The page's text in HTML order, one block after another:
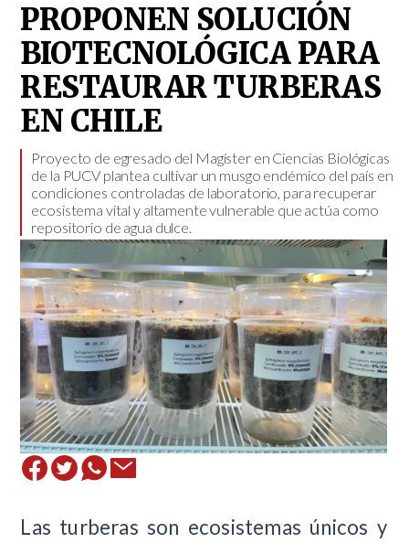
PROPONEN SOLUCIÓN
BIOTECNOLÓGICA PARA
RESTAURAR TURBERAS
EN CHILE
​Proyecto de egresado del Magíster en Ciencias Biológicas
de la PUCV plantea cultivar un musgo endémico del país en
condiciones controladas de laboratorio, para recuperar
ecosistema vital y altamente vulnerable que actúa como
repositorio de agua dulce.
Las turberas son ecosistemas únicos y